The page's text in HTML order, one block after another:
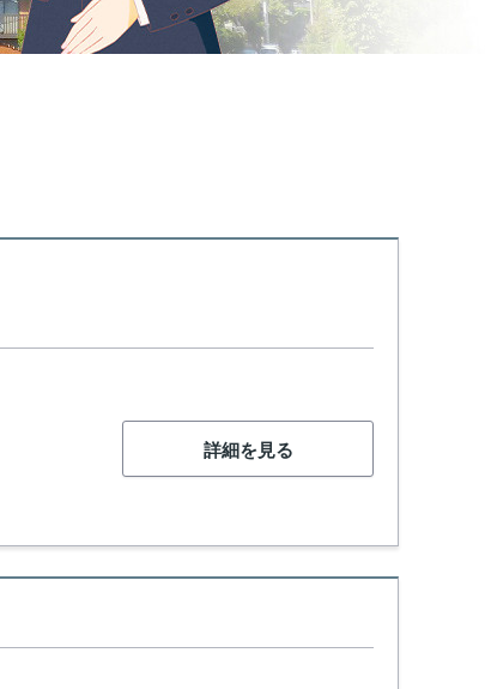
詳細を見る